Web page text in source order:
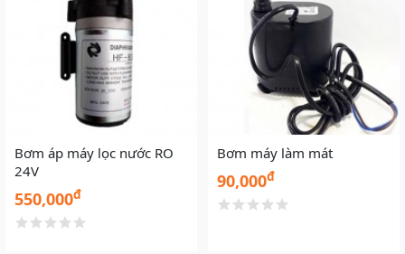
Bơm áp máy lọc nước RO
24V
550,000đ
Bơm máy làm mát
90,000đ